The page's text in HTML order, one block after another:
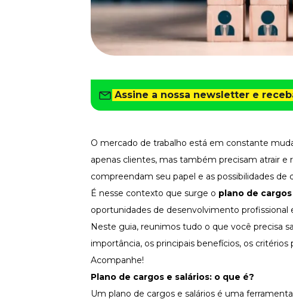
Todos os Cursos
Explore o nosso acervo
Departamento Pessoal
Para simplificar os processos
Eleve os resultados da organização
Gestão de Pessoas e Liderança
Capacitação com especialistas
Fortaleça a cultura organizacional
Treinamento de Produto
Materiais Gratuitos
Materiais Gratuitos
Todos os Materiais Gratuitos
Confira nossos materiais
Aprofunde seu conhecimento
Assine a nossa newsletter e
O mercado de trabalho está em constante
apenas clientes, mas também precisam atrair e
compreendam seu papel e as possibilidades de
É nesse contexto que surge o plano de
oportunidades de desenvolvimento profissional
Neste guia, reunimos tudo o que você precisa
importância, os principais benefícios, os critérios
Acompanhe!
Plano de cargos e salários: o que é?
Um plano de cargos e salários é uma